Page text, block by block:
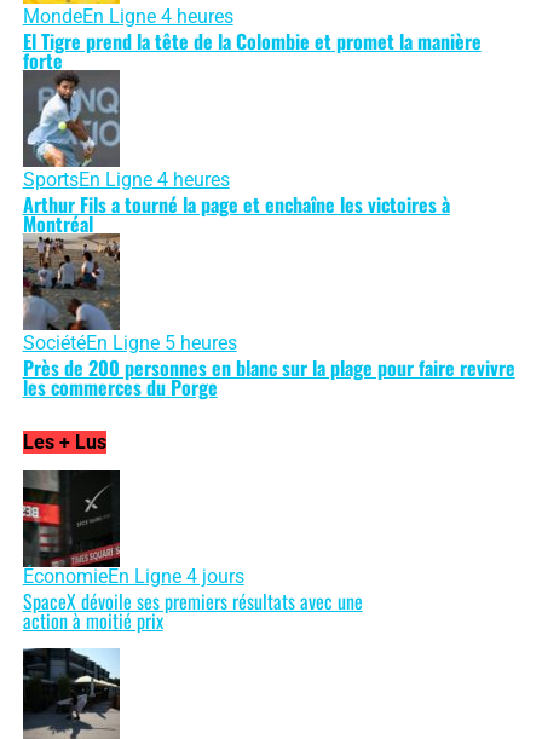
MondeEn Ligne 4 heures
El Tigre prend la tête de la Colombie et promet la manière
forte
SportsEn Ligne 4 heures
Arthur Fils a tourné la page et enchaîne les victoires à
Montréal
SociétéEn Ligne 5 heures
Près de 200 personnes en blanc sur la plage pour faire revivre
les commerces du Porge
Les + Lus
ÉconomieEn Ligne 4 jours
SpaceX dévoile ses premiers résultats avec une
action à moitié prix